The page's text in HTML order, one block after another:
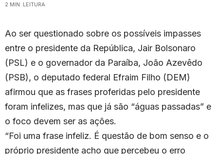
2 MIN. LEITURA
Ao ser questionado sobre os possíveis impasses
entre o presidente da República, Jair Bolsonaro
(PSL) e o governador da Paraíba, João Azevêdo
(PSB), o deputado federal Efraim Filho (DEM)
afirmou que as frases proferidas pelo presidente
foram infelizes, mas que já são “águas passadas” e
o foco devem ser as ações.
“Foi uma frase infeliz. É questão de bom senso e o
próprio presidente acho que percebeu o erro